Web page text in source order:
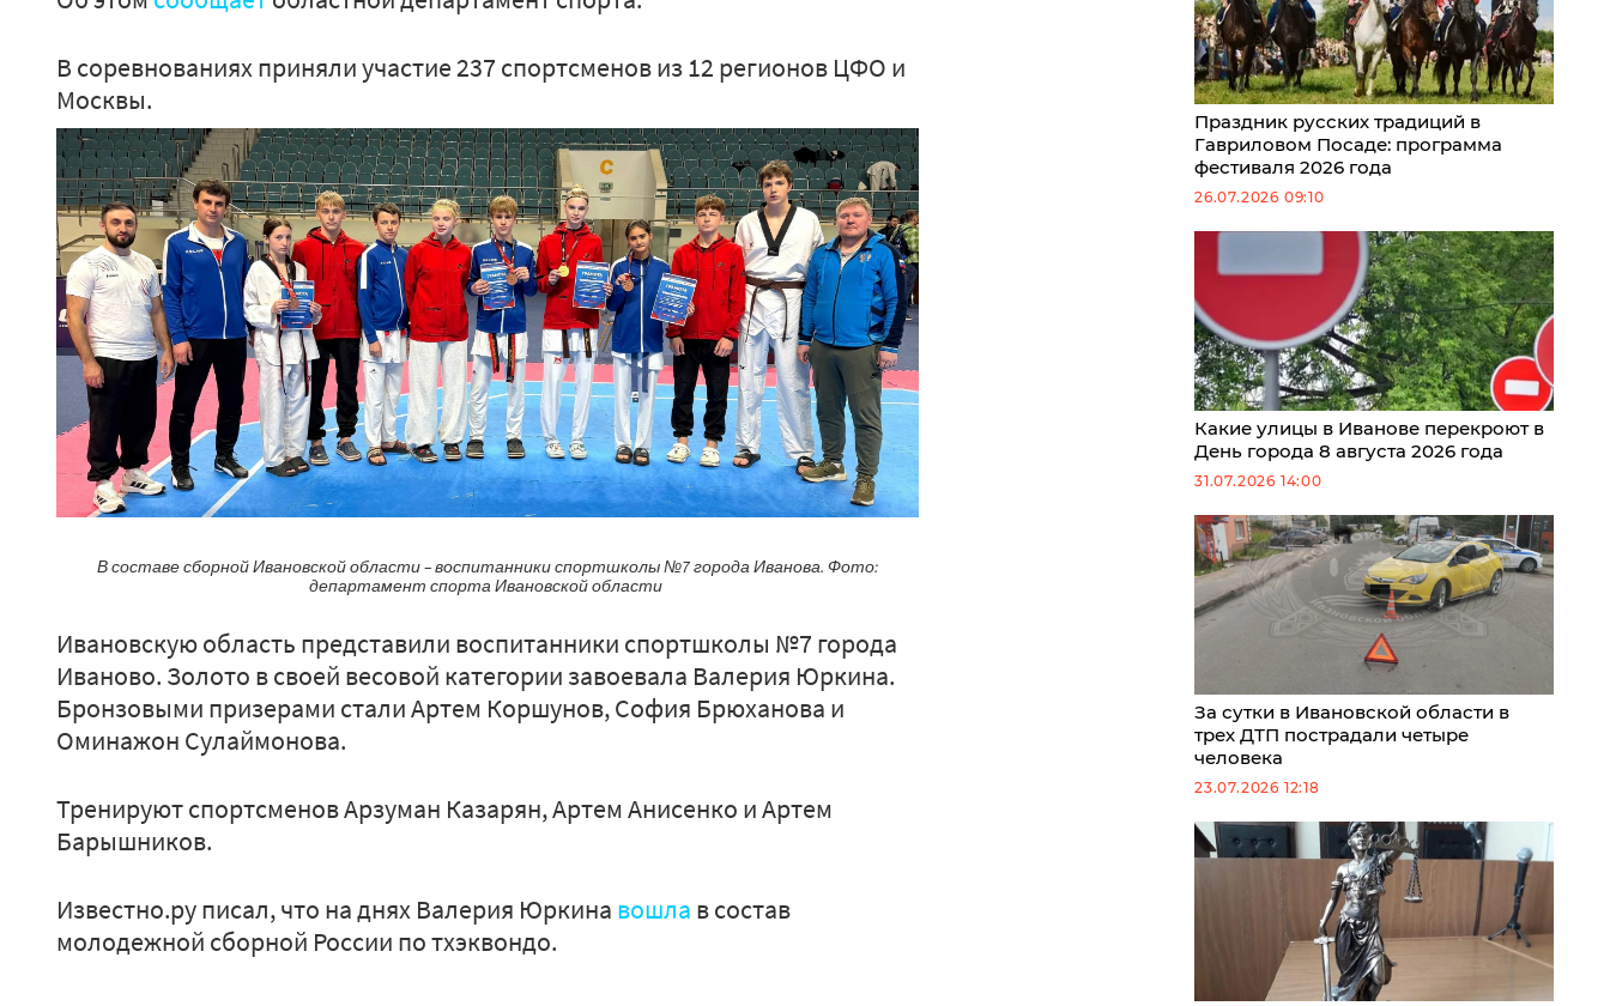
В соревнованиях приняли участие 237 спортсменов из 12 регионов ЦФО и
Москвы.
В составе сборной Ивановской области – воспитанники спортшколы №7 города Иванова. Фото:
департамент спорта Ивановской области
Ивановскую область представили воспитанники спортшколы №7 города
Иваново. Золото в своей весовой категории завоевала Валерия Юркина.
Бронзовыми призерами стали Артем Коршунов, София Брюханова и
Оминажон Сулаймонова.
Тренируют спортсменов Арзуман Казарян, Артем Анисенко и Артем
Барышников.
Известно.ру писал, что на днях Валерия Юркина вошла в состав
молодежной сборной России по тхэквондо.
Праздник русских традиций в
Гавриловом Посаде: программа
фестиваля 2026 года
26.07.2026 09:10
Какие улицы в Иванове перекроют в
День города 8 августа 2026 года
31.07.2026 14:00
За сутки в Ивановской области в
трех ДТП пострадали четыре
человека
23.07.2026 12:18